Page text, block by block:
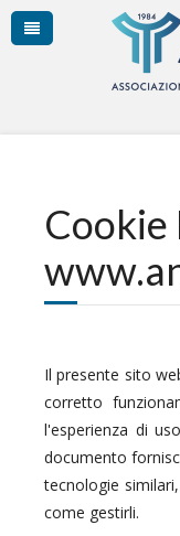
Cookie
Il presente sito
corretto
l'esperienza di
documento
tecnologie
come gestirli.